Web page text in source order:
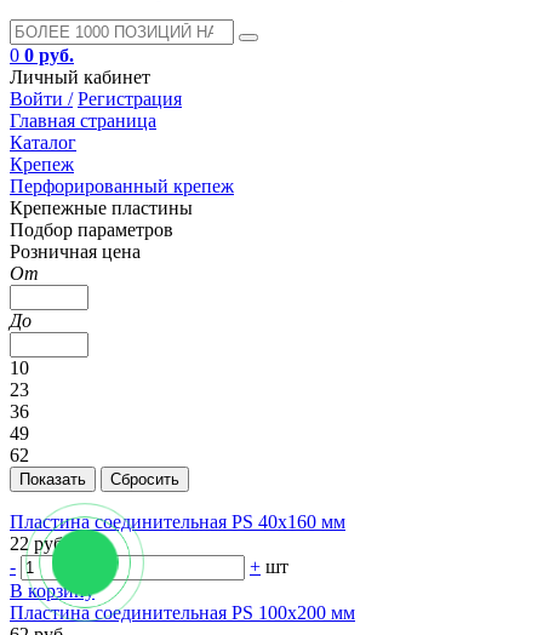
0 0 руб.
Личный кабинет
Войти / Регистрация
Главная страница
Каталог
Крепеж
Перфорированный крепеж
Крепежные пластины
Подбор параметров
Розничная цена
От
До
10
23
36
49
62
Пластина соединительная PS 40х160 мм
22 руб.
-
+ шт
В корзину
Пластина соединительная PS 100х200 мм